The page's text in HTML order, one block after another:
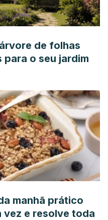
de folhas
o seu jardim
manhã prático
vez e resolve toda